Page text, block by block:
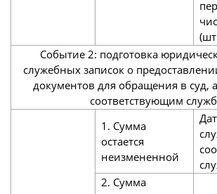
Событие 2: подготовка
служебных записок о
документов для обращения в суд,
соответствующим
1. Сумма
остается
неизмененной
2. Сумма